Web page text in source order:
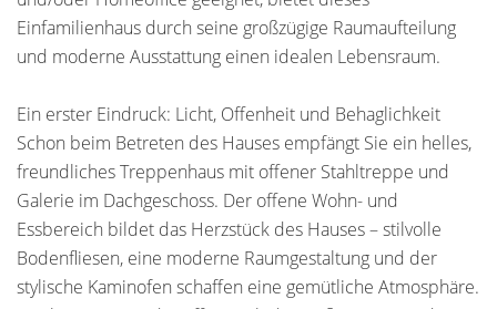
Einfamilienhaus durch seine großzügige Raumaufteilung
und moderne Ausstattung einen idealen Lebensraum.
Ein erster Eindruck: Licht, Offenheit und Behaglichkeit
Schon beim Betreten des Hauses empfängt Sie ein helles,
freundliches Treppenhaus mit offener Stahltreppe und
Galerie im Dachgeschoss. Der offene Wohn- und
Essbereich bildet das Herzstück des Hauses – stilvolle
Bodenfliesen, eine moderne Raumgestaltung und der
stylische Kaminofen schaffen eine gemütliche Atmosphäre.